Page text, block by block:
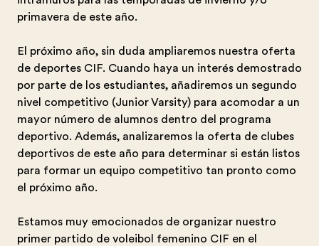
primavera de este año.
El próximo año, sin duda ampliaremos nuestra oferta
de deportes CIF. Cuando haya un interés demostrado
por parte de los estudiantes, añadiremos un segundo
nivel competitivo (Junior Varsity) para acomodar a un
mayor número de alumnos dentro del programa
deportivo. Además, analizaremos la oferta de clubes
deportivos de este año para determinar si están listos
para formar un equipo competitivo tan pronto como
el próximo año.
Estamos muy emocionados de organizar nuestro
primer partido de voleibol femenino CIF en el